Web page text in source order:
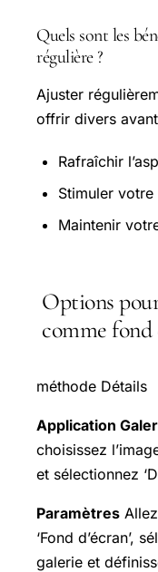
Quels sont les
régulière ?
Ajuster
offrir divers
Rafraîchir
Stimuler
Maintenir
Options
comme fond
méthode Détails
Application
choisissez
et sélectionnez
Paramètres
‘Fond d’écran’,
galerie et